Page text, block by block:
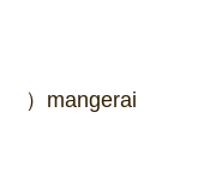
）mangerai